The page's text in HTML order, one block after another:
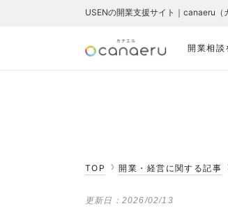
開業相談
USENの開業支援サイト｜canaeru（
TOP 開業・経営に関する記事
更新日： 2026/02/13